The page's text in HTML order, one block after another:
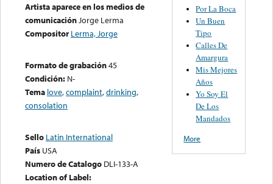
Artista aparece en los medios de
comunicaciónJorge Lerma
Compositor Lerma, Jorge
Formato de grabación45
Condición: N-
Tema love,complaint,drinking,
consolation
Sello Latin International
País USA
Numero de Catalogo DLI-133-A
Location of Label:
Por La Boca
Un Buen
Tipo
Calles De
Amargura
Mis Mejores
Años
Yo Soy El
De Los
Mandados
More